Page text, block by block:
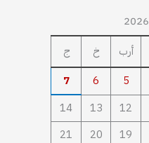
أرب خ
ج
5
6
7
12
13
14
19
20
21